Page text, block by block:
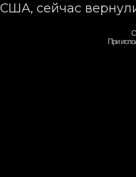
США, сейчас
При